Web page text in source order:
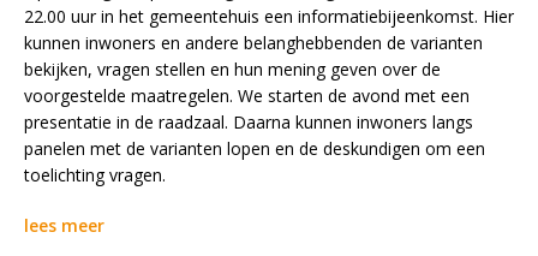
22.00 uur in het gemeentehuis een informatiebijeenkomst. Hier
kunnen inwoners en andere belanghebbenden de varianten
bekijken, vragen stellen en hun mening geven over de
voorgestelde maatregelen. We starten de avond met een
presentatie in de raadzaal. Daarna kunnen inwoners langs
panelen met de varianten lopen en de deskundigen om een
toelichting vragen.
lees meer